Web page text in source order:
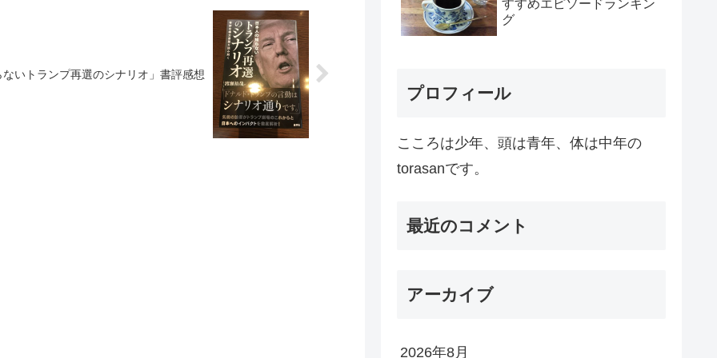
いトランプ再選のシナリオ」書評感想
すすめエピソードランキン
グ
プロフィール
こころは少年、頭は青年、体は中年の
torasanです。
最近のコメント
アーカイブ
2026年8月